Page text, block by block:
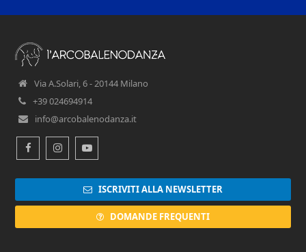
Via A.Solari, 6 - 20144 Milano
+39 024694914
info@arcobalenodanza.it
FacebookInstagramYoutube
ISCRIVITI ALLA NEWSLETTER
DOMANDE FREQUENTI